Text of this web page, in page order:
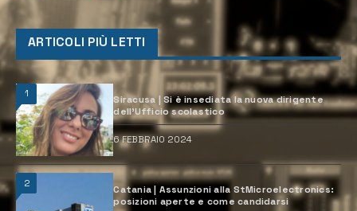
ARTICOLI PIÙ LETTI
1
Siracusa | Si è insediata la nuova dirigente
dell’Ufficio scolastico
6 FEBBRAIO 2024
2
Catania | Assunzioni alla StMicroelectronics:
posizioni aperte e come candidarsi